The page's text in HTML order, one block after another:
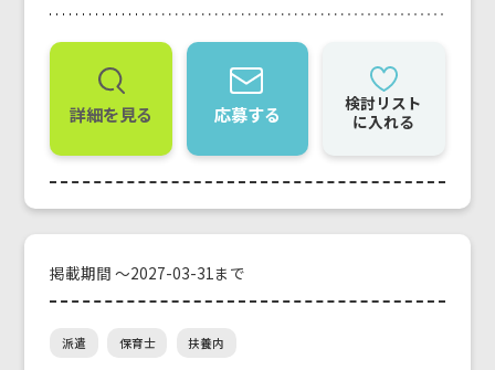
詳細を見る 応募する
検討リスト
に入れる
掲載期間 ～2027-03-31まで
派遣 保育士 扶養内